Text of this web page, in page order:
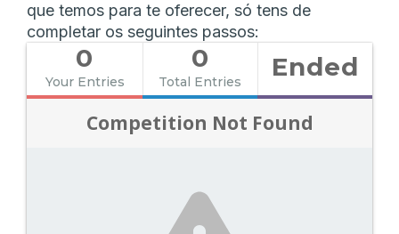
que temos para te oferecer, só tens de
completar os seguintes passos:
0
Your Entries
0
Total Entries Ended
Competition Not Found